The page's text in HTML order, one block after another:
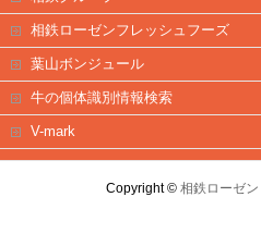
相鉄ローゼンフレッシュフーズ
葉山ボンジュール
牛の個体識別情報検索
V-mark
Copyright © 相鉄ローゼン